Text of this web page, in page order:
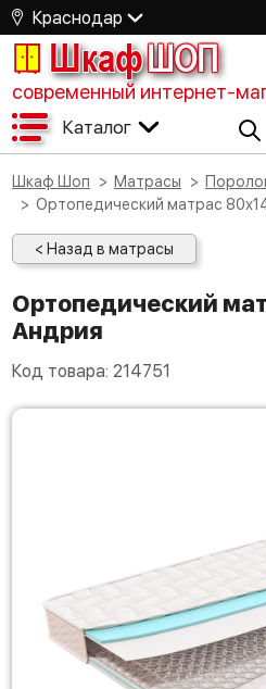
Краснодар
ШкафШОП
современный интернет-
Каталог
Шкаф Шоп Матрасы
Ортопедический матрас
< Назад в матрасы
Ортопедический матрас 80х140
Андрия
Код товара: 214751